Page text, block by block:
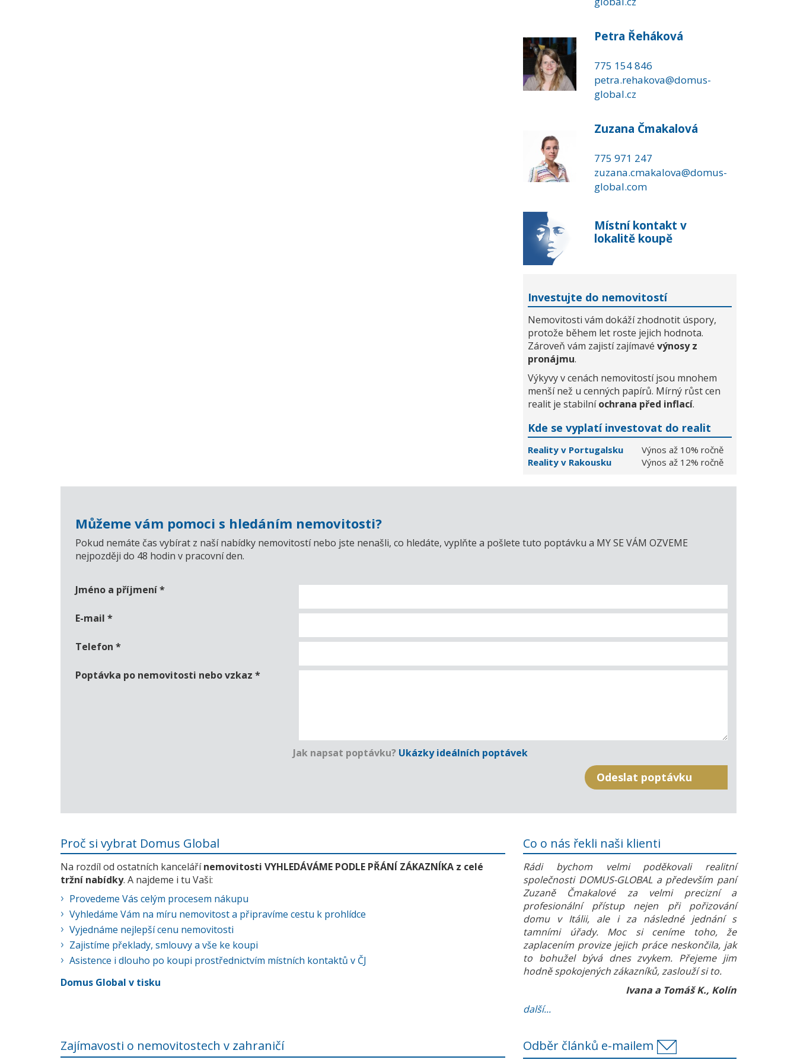
Petra Řeháková
775 154 846
petra.rehakova@domus-
global.cz
Zuzana Čmakalová
775 971 247
zuzana.cmakalova@domus-
global.com
Místní kontakt v
lokalitě koupě
Investujte do nemovitostí
Nemovitosti vám dokáží zhodnotit úspory,
protože během let roste jejich hodnota.
Zároveň vám zajistí zajímavé výnosy z
pronájmu.
Výkyvy v cenách nemovitostí jsou mnohem
menší než u cenných papírů. Mírný růst cen
realit je stabilníochrana před inflací.
Kde se vyplatí investovat do realit
Reality v Portugalsku
Výnos až 10% ročně
Reality v Rakousku
Výnos až 12% ročně
Můžeme vám pomoci s hledáním nemovitosti?
Pokud nemáte čas vybírat z naší nabídky nemovitostí nebo jste nenašli, co hledáte, vyplňte a pošlete tuto poptávku a MY SE VÁM OZVEME
nejpozději do 48 hodin v pracovní den.
Jméno a příjmení*
E-mail *
Telefon *
Poptávka po nemovitosti nebo vzkaz *
Jak napsat poptávku? Ukázky ideálních poptávek
Proč si vybrat Domus Global
Na rozdíl od ostatních kancelářínemovitosti VYHLEDÁVÁME PODLE PŘÁNÍ ZÁKAZNÍKA z celé
tržní nabídky. A najdeme i tu Vaši:
Provedeme Vás celým procesem nákupu
Vyhledáme Vám na míru nemovitost a připravíme cestu k prohlídce
Vyjednáme nejlepší cenu nemovitosti
Zajistíme překlady, smlouvy a vše ke koupi
Asistence i dlouho po koupi prostřednictvím místních kontaktů v ČJ
Domus Global v tisku
Co o nás řekli naši klienti
Rádi bychom velmi poděkovali realitní
společnosti DOMUS-GLOBAL a především paní
Zuzaně Čmakalové za velmi precizní a
profesionální přístup nejen při pořizování
domu v Itálii, ale i za následné jednání s
tamními úřady. Moc si ceníme toho, že
zaplacením provize jejich práce neskončila, jak
to bohužel bývá dnes zvykem. Přejeme jim
hodně spokojených zákazníků, zaslouží si to.
Ivana a Tomáš K., Kolín
další...
Zajímavosti o nemovitostech v zahraničí Odběr článků e-mailem